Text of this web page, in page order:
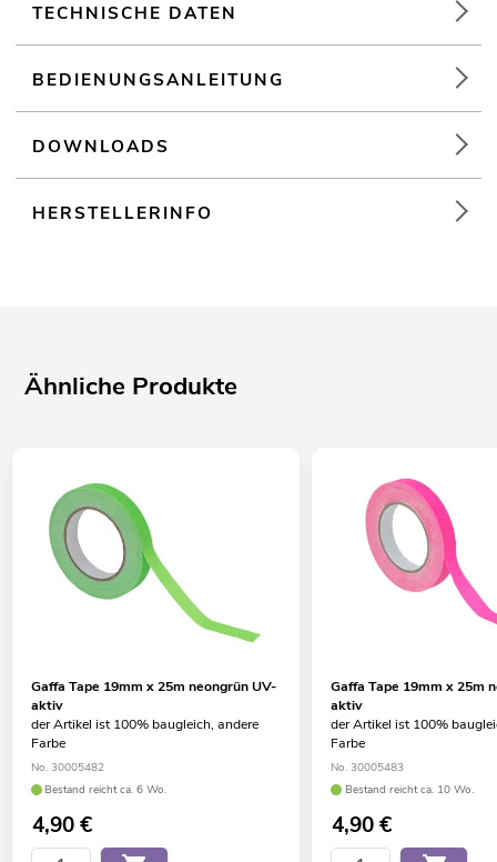
TECHNISCHE DATEN
BEDIENUNGSANLEITUNG
DOWNLOADS
HERSTELLERINFO
Ähnliche Produkte
Gaffa Tape 19mm x 25m neongrün UV-
aktiv
der Artikel ist 100% baugleich, andere
Farbe
No. 30005482
Bestand reicht ca. 6 Wo.
4,90€
Gaffa Tape 19mm x 25m
aktiv
der Artikel ist 100%
Farbe
No. 30005483
Bestand reicht ca. 10 Wo.
4,90€